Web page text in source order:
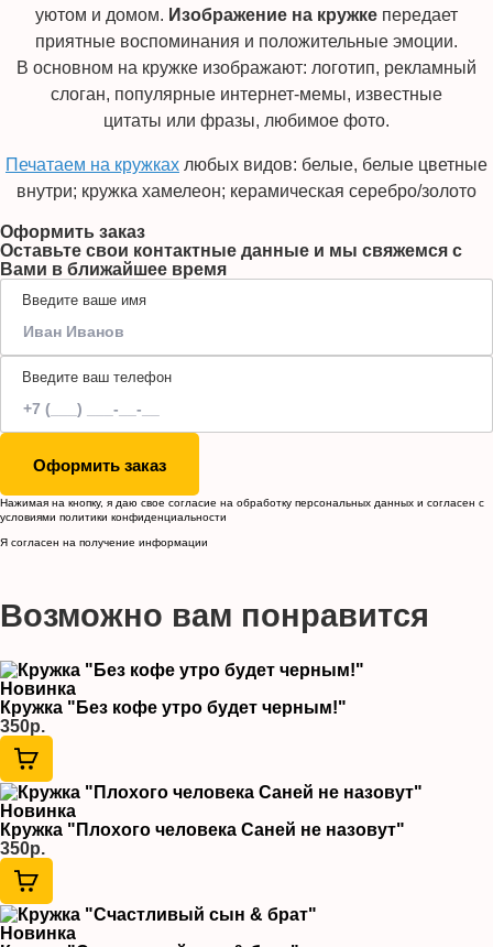
уютом и домом. Изображение на кружке передает
приятные воспоминания и положительные эмоции.
В основном на кружке изображают: логотип, рекламный
слоган, популярные интернет-мемы, известные
цитаты или фразы, любимое фото.
Печатаем на кружках любых видов: белые, белые цветные
внутри; кружка хамелеон; керамическая серебро/золото
Оформить заказ
Оставьте свои контактные данные и мы свяжемся с
Вами в ближайшее время
Введите ваше имя
Введите ваш телефон
Оформить заказ
Нажимая на кнопку, я даю свое согласие на обработку персональных данных и согласен с
условиями политики конфиденциальности
Я согласен на получение информации
Возможно вам понравится
Новинка
Кружка "Без кофе утро будет черным!"
350р.
Новинка
Кружка "Плохого человека Саней не назовут"
350р.
Новинка